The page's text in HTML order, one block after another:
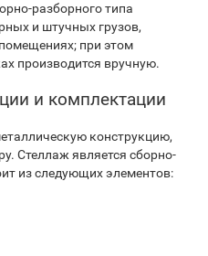
разборного типа
и штучных грузов,
при этом
производится вручную.
и комплектации
конструкцию,
Стеллаж является сборно-
из следующих элементов: